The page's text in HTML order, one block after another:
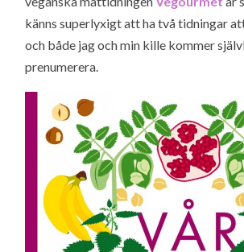
känns superlyxigt att ha två tidningar
och både jag och min kille kommer
prenumerera.